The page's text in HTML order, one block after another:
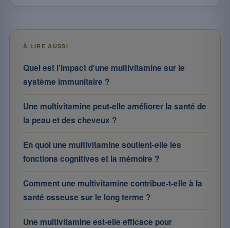
À LIRE AUSSI
Quel est l’impact d’une multivitamine sur le
système immunitaire ?
Une multivitamine peut-elle améliorer la santé de
la peau et des cheveux ?
En quoi une multivitamine soutient-elle les
fonctions cognitives et la mémoire ?
Comment une multivitamine contribue-t-elle à la
santé osseuse sur le long terme ?
Une multivitamine est-elle efficace pour